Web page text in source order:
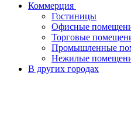
Коммерция
Гостиницы
Офисные
Торговые
Промышленные
Нежилые
В других городах